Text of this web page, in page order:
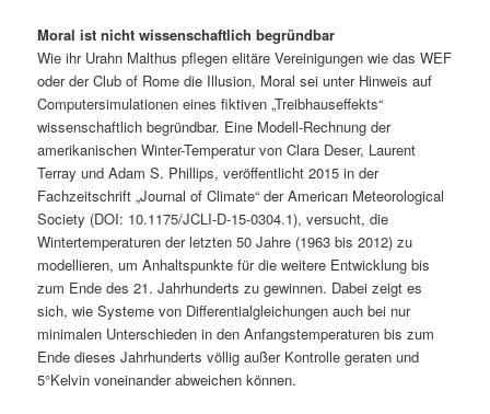
Moral ist nicht wissenschaftlich begründbar
Wie ihr Urahn Malthus pflegen elitäre Vereinigungen wie das WEF
oder der Club of Rome die Illusion, Moral sei unter Hinweis auf
Computersimulationen eines fiktiven „Treibhauseffekts“
wissenschaftlich begründbar. Eine Modell-Rechnung der
amerikanischen Winter-Temperatur von Clara Deser, Laurent
Terray und Adam S. Phillips, veröffentlicht 2015 in der
Fachzeitschrift „Journal of Climate“ der American Meteorological
Society (DOI: 10.1175/JCLI-D-15-0304.1), versucht, die
Wintertemperaturen der letzten 50 Jahre (1963 bis 2012) zu
modellieren, um Anhaltspunkte für die weitere Entwicklung bis
zum Ende des 21. Jahrhunderts zu gewinnen. Dabei zeigt es
sich, wie Systeme von Differentialgleichungen auch bei nur
minimalen Unterschieden in den Anfangstemperaturen bis zum
Ende dieses Jahrhunderts völlig außer Kontrolle geraten und
5°Kelvin voneinander abweichen können.